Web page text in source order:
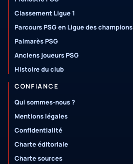
Classement Ligue 1
Parcours PSG en Ligue des champions
Palmarès PSG
Anciens joueurs PSG
Histoire du club
CONFIANCE
Qui sommes-nous ?
Mentions légales
Confidentialité
Charte éditoriale
Charte sources